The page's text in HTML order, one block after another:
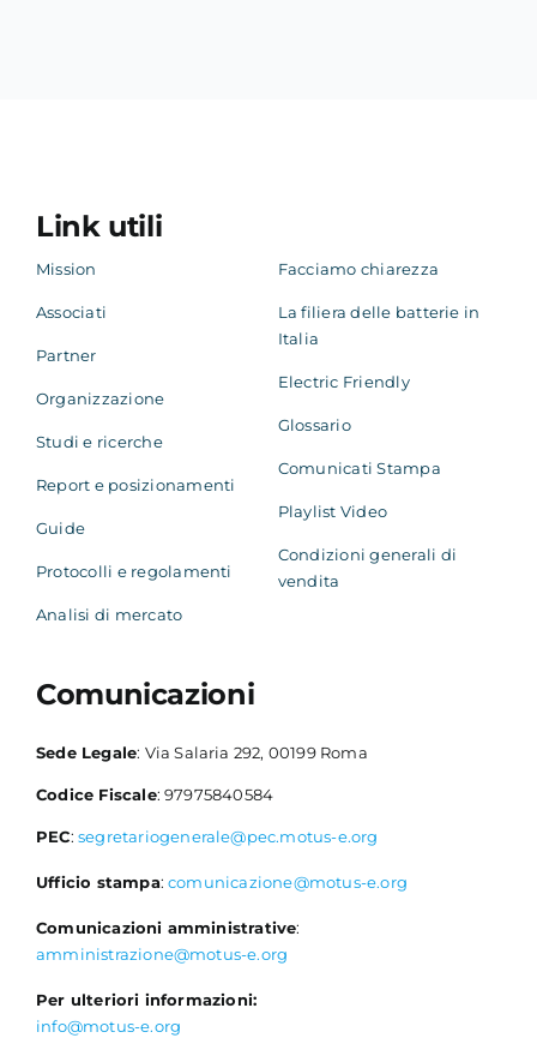
Link utili
Mission
Associati
Partner
Organizzazione
Studi e ricerche
Report e posizionamenti
Guide
Protocolli e regolamenti
Analisi di mercato
Facciamo chiarezza
La filiera delle batterie in
Italia
Electric Friendly
Glossario
Comunicati Stampa
Playlist Video
Condizioni generali di
vendita
Comunicazioni
Sede Legale: Via Salaria 292, 00199 Roma
Codice Fiscale: 97975840584
PEC: segretariogenerale@pec.motus-e.org
Ufficio stampa:comunicazione@motus-e.org
Comunicazioni amministrative:
amministrazione@motus-e.org
Per ulteriori informazioni:
info@motus-e.org